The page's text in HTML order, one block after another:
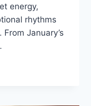
energy,
rhythms
January’s